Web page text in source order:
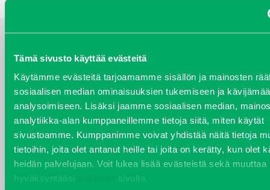
Tämä sivusto käyttää evästeitä
Käytämme evästeitä tarjoamamme sisällön ja mainosten
sosiaalisen median ominaisuuksien tukemiseen ja
analysoimiseen. Lisäksi jaamme sosiaalisen median,
analytiikka-alan kumppaneillemme tietoja siitä, miten käytät
sivustoamme. Kumppanimme voivat yhdistää näitä tietoja
tietoihin, joita olet antanut heille tai joita on kerätty, kun olet
heidän palvelujaan. Voit lukea lisää evästeistä sekä muuttaa
hyväksyntääsi
sivulta.
YHTEYSTIEDOT
VARAOSAT
Varaosat
Puh 020 7458 686
varaosat@j-trading.fi